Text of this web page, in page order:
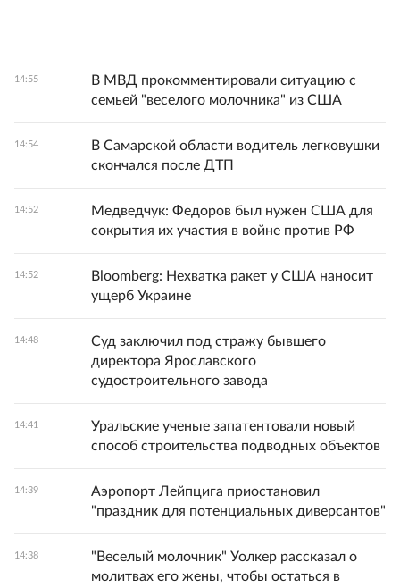
14:55
В МВД прокомментировали ситуацию с
семьей "веселого молочника" из США
14:54
В Самарской области водитель легковушки
скончался после ДТП
14:52
Медведчук: Федоров был нужен США для
сокрытия их участия в войне против РФ
14:52
Bloomberg: Нехватка ракет у США наносит
ущерб Украине
14:48
Суд заключил под стражу бывшего
директора Ярославского
судостроительного завода
14:41
Уральские ученые запатентовали новый
способ строительства подводных объектов
14:39
Аэропорт Лейпцига приостановил
"праздник для потенциальных диверсантов"
14:38
"Веселый молочник" Уолкер рассказал о
молитвах его жены, чтобы остаться в